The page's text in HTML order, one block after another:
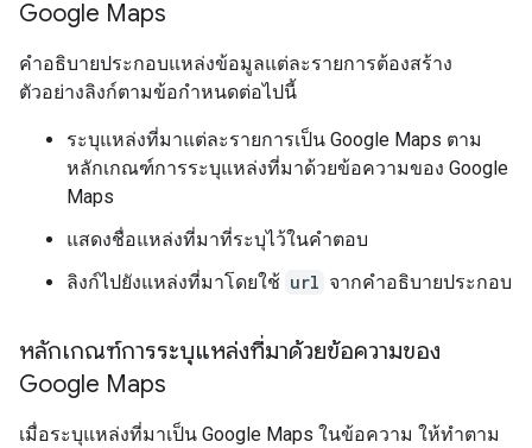
Google Maps
คำอธิบายประกอบแหล่งข้อมูลแต่ละรายการต้องสร้าง
ตัวอย่างลิงก์ตามข้อกำหนดต่อไปนี้
ระบุแหล่งที่มาแต่ละรายการเป็น Google Maps ตาม
หลักเกณฑ์การระบุแหล่งที่มาด้วยข้อความของ Google
Maps
แสดงชื่อแหล่งที่มาที่ระบุไว้ในคำตอบ
ลิงก์ไปยังแหล่งที่มาโดยใช้ url จากคำอธิบายประกอบ
หลักเกณฑ์การระบุแหล่งที่มาด้วยข้อความของ
Google Maps
เมื่อระบุแหล่งที่มาเป็น Google Maps ในข้อความ ให้ทำตาม